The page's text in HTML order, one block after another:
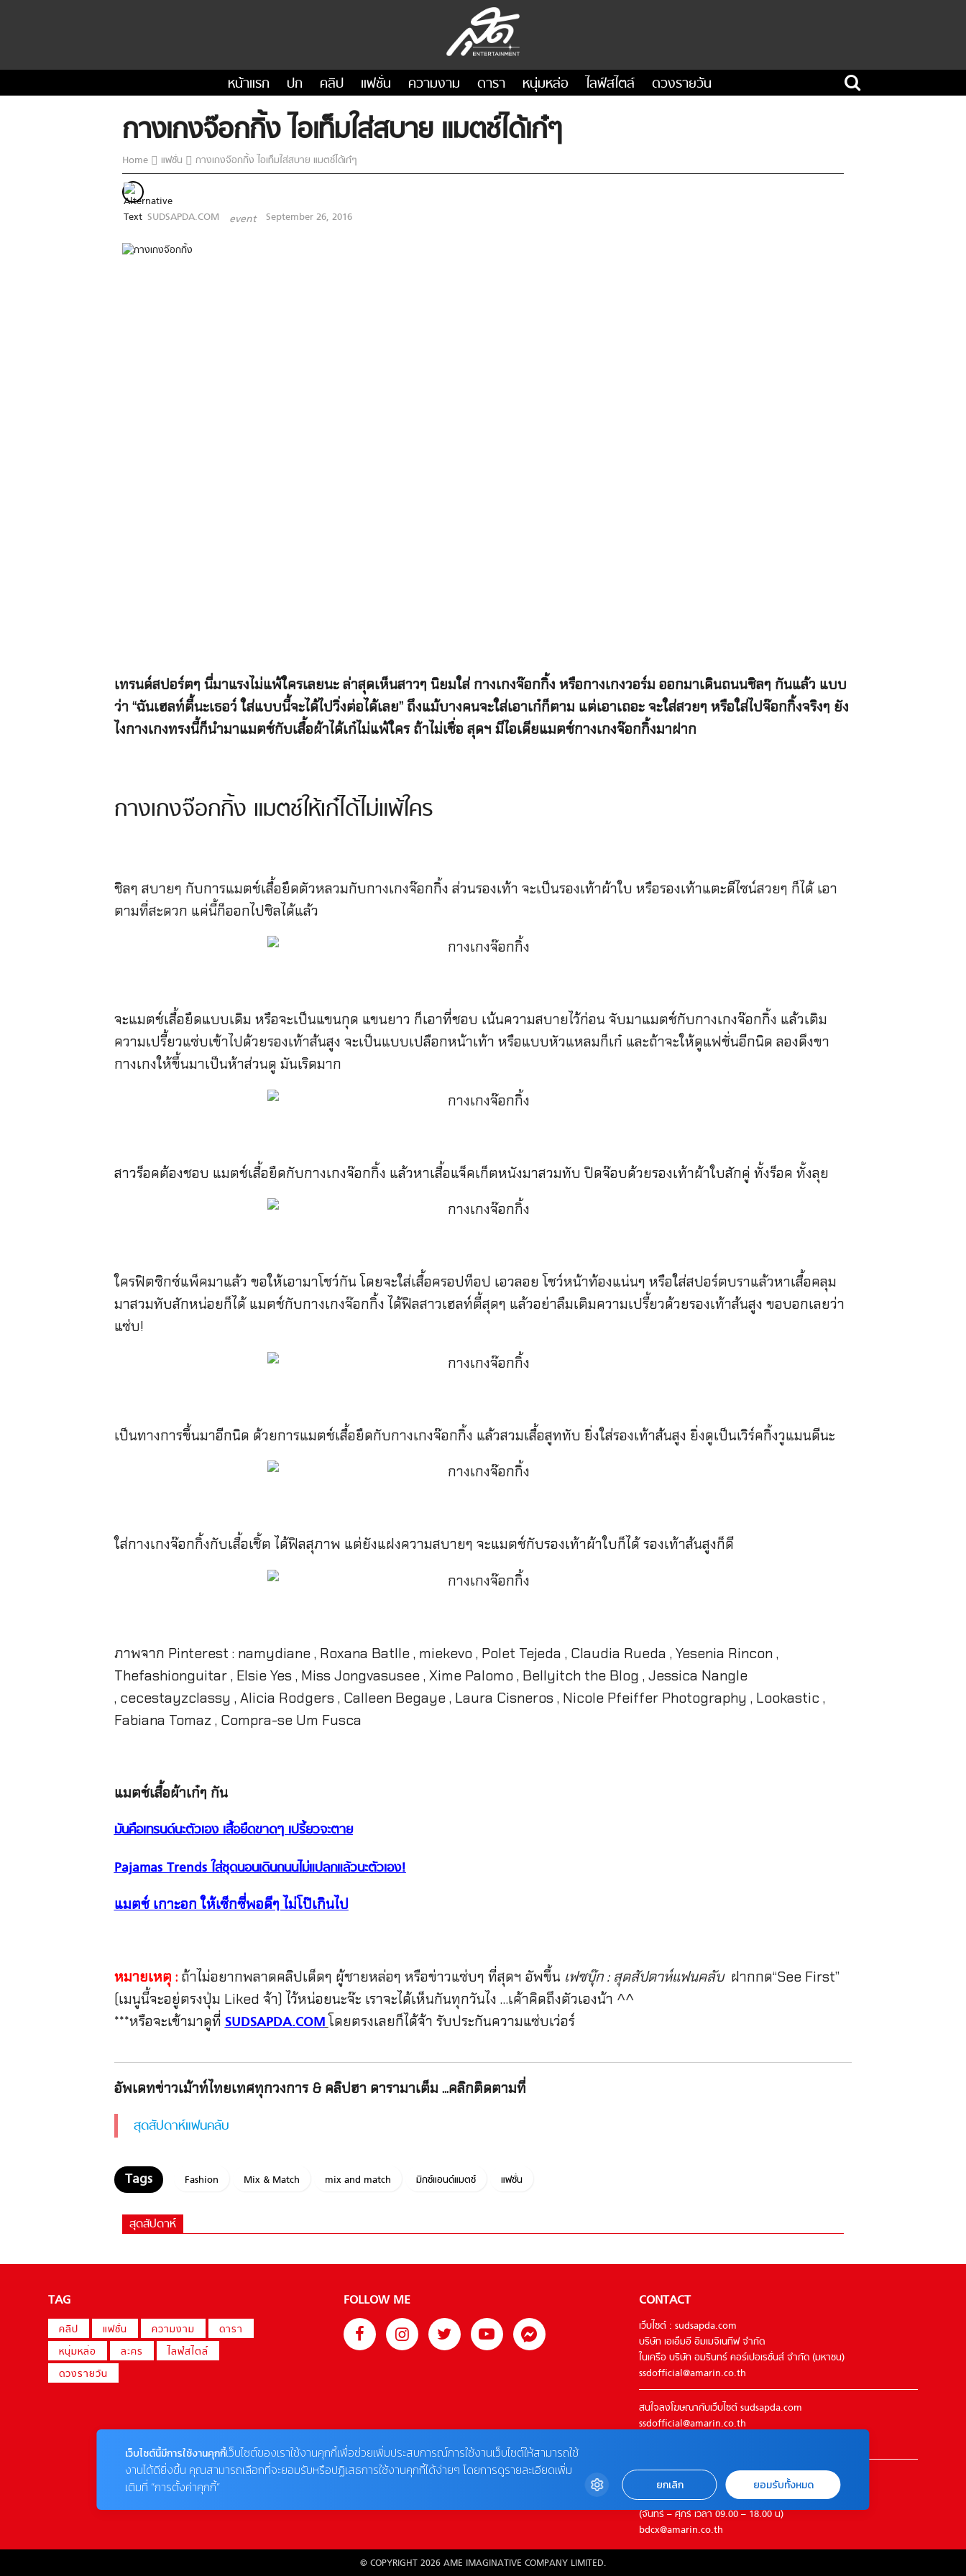
หน้าแรก ปก คลิป แฟชั่น ความงาม ดารา หนุ่มหล่อ ไลฟ์สไตล์ ดวงรายวัน
กางเกงจ๊อกกิ้ง ไอเท็มใส่สบาย แมตช์ได้เก๋ๆ
Home แฟชั่น กางเกงจ๊อกกิ้ง ไอเท็มใส่สบาย แมตช์ได้เก๋ๆ
SUDSAPDA.COM event September 26, 2016
เทรนด์สปอร์ตๆ นี่มาแรงไม่แพ้ใครเลยนะ ล่าสุดเห็นสาวๆ นิยมใส่ กางเกงจ๊อกกิ้ง หรือกางเกงวอร์ม ออกมาเดินถนนชิลๆ กันแล้ว แบบ
ว่า “ฉันเฮลท์ตี้นะเธอว์ ใส่แบบนี้จะได้ไปวิ่งต่อได้เลย” ถึงแม้บางคนจะใส่เอาเก๋ก็ตาม แต่เอาเถอะ จะใส่สวยๆ หรือใส่ไปจ๊อกกิ้งจริงๆ ยัง
ไงกางเกงทรงนี้ก็นำมาแมตช์กับเสื้อผ้าได้เก๋ไม่แพ้ใคร ถ้าไม่เชื่อ สุดฯ มีไอเดียแมตช์กางเกงจ๊อกกิ้งมาฝาก
กางเกงจ๊อกกิ้ง แมตช์ให้เก๋ได้ไม่แพ้ใคร
ชิลๆ สบายๆ กับการแมตช์เสื้อยืดตัวหลวมกับกางเกงจ๊อกกิ้ง ส่วนรองเท้า จะเป็นรองเท้าผ้าใบ หรือรองเท้าแตะดีไซน์สวยๆ ก็ได้ เอา
ตามที่สะดวก แค่นี้ก็ออกไปชิลได้แล้ว
จะแมตช์เสื้อยืดแบบเดิม หรือจะเป็นแขนกุด แขนยาว ก็เอาที่ชอบ เน้นความสบายไว้ก่อน จับมาแมตช์กับกางเกงจ๊อกกิ้ง แล้วเติม
ความเปรี้ยวแซ่บเข้าไปด้วยรองเท้าส้นสูง จะเป็นแบบเปลือกหน้าเท้า หรือแบบหัวแหลมก็เก๋ และถ้าจะให้ดูแฟชั่นอีกนิด ลองดึงขา
กางเกงให้ขึ้นมาเป็นห้าส่วนดู มันเริดมาก
สาวร็อคต้องชอบ แมตช์เสื้อยืดกับกางเกงจ๊อกกิ้ง แล้วหาเสื้อแจ็คเก็ตหนังมาสวมทับ ปิดจ๊อบด้วยรองเท้าผ้าใบสักคู่ ทั้งร็อค ทั้งลุย
ใครฟิตซิกซ์แพ็คมาแล้ว ขอให้เอามาโชว์กัน โดยจะใส่เสื้อครอปท็อป เอวลอย โชว์หน้าท้องแน่นๆ หรือใส่สปอร์ตบราแล้วหาเสื้อคลุม
มาสวมทับสักหน่อยก็ได้ แมตช์กับกางเกงจ๊อกกิ้ง ได้ฟิลสาวเฮลท์ตี้สุดๆ แล้วอย่าลืมเติมความเปรี้ยวด้วยรองเท้าส้นสูง ขอบอกเลยว่า
แซ่บ!
เป็นทางการขึ้นมาอีกนิด ด้วยการแมตช์เสื้อยืดกับกางเกงจ๊อกกิ้ง แล้วสวมเสื้อสูททับ ยิ่งใส่รองเท้าส้นสูง ยิ่งดูเป็นเวิร์คกิ้งวูแมนดีนะ
ใส่กางเกงจ๊อกกิ้งกับเสื้อเชิ้ต ได้ฟิลสุภาพ แต่ยังแฝงความสบายๆ จะแมตช์กับรองเท้าผ้าใบก็ได้ รองเท้าส้นสูงก็ดี
ภาพจาก Pinterest : namydiane , Roxana Batlle , miekevo , Polet Tejeda , Claudia Rueda , Yesenia Rincon ,
Thefashionguitar , Elsie Yes , Miss Jongvasusee , Xime Palomo , Bellyitch the Blog , Jessica Nangle
, cecestayzclassy , Alicia Rodgers , Calleen Begaye , Laura Cisneros , Nicole Pfeiffer Photography , Lookastic ,
Fabiana Tomaz , Compra-se Um Fusca
แมตช์เสื้อผ้าเก๋ๆ กัน
มันคือเทรนด์นะตัวเอง เสื้อยืดขาดๆ เปรี้ยวจะตาย
Pajamas Trends ใส่ชุดนอนเดินถนนไม่แปลกแล้วนะตัวเอง!
แมตช์ เกาะอก ให้เซ็กซี่พอดีๆ ไม่โป๊เกินไป
หมายเหตุ : ถ้าไม่อยากพลาดคลิปเด็ดๆ ผู้ชายหล่อๆ หรือข่าวแซ่บๆ ที่สุดฯ อัพขึ้น เฟซบุ๊ก : สุดสัปดาห์แฟนคลับฝากกด“See First”
(เมนูนี้จะอยู่ตรงปุ่ม Liked จ้า) ไว้หน่อยนะจ๊ะ เราจะได้เห็นกันทุกวันไง …เค้าคิดถึงตัวเองน้า ^^
***หรือจะเข้ามาดูที่ SUDSAPDA.COM โดยตรงเลยก็ได้จ้า รับประกันความแซ่บเว่อร์
อัพเดทข่าวเม้าท์ไทยเทศทุกวงการ & คลิปฮา ดารามาเต็ม ...คลิกติดตามที่
สุดสัปดาห์แฟนคลับ
Fashion Mix & Match mix and match มิกซ์แอนด์แมตช์ แฟชั่น
สุดสัปดาห์
TAG
คลิป แฟชั่น ความงาม
ดารา
หนุ่มหล่อ
ละคร
ไลฟ์สไตล์
ดวงรายวัน
FOLLOW ME CONTACT
เว็บไซต์ : sudsapda.com
บริษัท เอเอ็มอี อิมเมจิเนทีฟ จำกัด
ในเครือ บริษัท อมรินทร์ คอร์เปอเรชั่นส์ จำกัด (มหาชน)
ssdofficial@amarin.co.th
สนใจลงโฆษณากับเว็บไซต์ sudsapda.com
ssdofficial@amarin.co.th
ติดต่อแจ้งปัญหาหรือร้องเรียน
02-422-9999 ต่อ 4180
(จันทร์ – ศุกร์ เวลา 09.00 – 18.00 น)
bdcx@amarin.co.th
© COPYRIGHT 2026 AME IMAGINATIVE COMPANY LIMITED.
เว็บไซต์นี้มีการใช้งานคุกกี้เว็บไซต์ของเราใช้งานคุกกี้เพื่อช่วยเพิ่มประสบการณ์การใช้งานเว็บไซต์ให้สามารถใช้
งานได้ดียิ่งขึ้น คุณสามารถเลือกที่จะยอมรับหรือปฏิเสธการใช้งานคุกกี้ได้ง่ายๆ โดยการดูรายละเอียดเพิ่ม
เติมที่ “การตั้งค่าคุกกี้”
ยกเลิก ยอมรับทั้งหมด